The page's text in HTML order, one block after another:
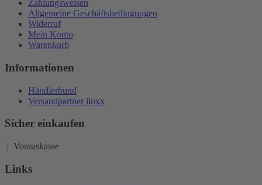
Zahlungsweisen
Allgemeine Geschäftsbedingungen
Widerruf
Mein Konto
Warenkorb
Informationen
Händlerbund
Versandpartner iloxx
Sicher einkaufen
| Vorauskasse
Links